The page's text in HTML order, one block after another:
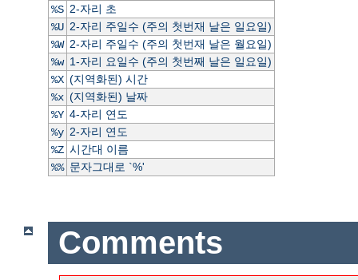
%S 2-자리 초
%U 2-자리 주일수 (주의 첫번재 날은 일요일)
%W 2-자리 주일수 (주의 첫번재 날은 월요일)
%w 1-자리 요일수 (주의 첫번째 날은 일요일)
%X (지역화된) 시간
%x (지역화된) 날짜
%Y 4-자리 연도
%y 2-자리 연도
%Z 시간대 이름
%% 문자그대로 `%'
Comments